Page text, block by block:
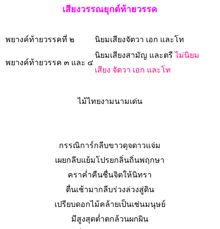
เสียงวรรณยุกต์ท้ายวรรค
พยางค์ท้ายวรรคที่ ๒ นิยมเสียงจัตวา เอก และโท
พยางค์ท้ายวรรค ๓ และ ๔
นิยมเสียงสามัญ และตรีไม่นิยม
เสียง จัตวา เอก และโท
ไม้ไทยงามนามเด่น
กรรณิการ์กลีบขาวดุจดาวแจ่ม
เผยกลีบแย้มโปรยกลิ่นถิ่นพฤกษา
คราค่ำคืนชื่นจิตให้นิทรา
ตื่นเช้ามากลีบร่วงล่วงสู่ดิน
เปรียบดอกไม้คล้ายเป็นเช่นมนุษย์
มีสูงสุดต่ำตกล้วนผกผิน